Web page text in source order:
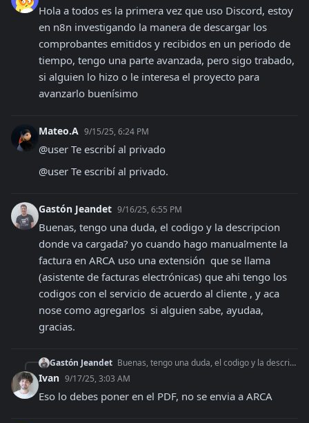
Hola a todos es la primera vez que uso Discord, estoy
en n8n investigando la manera de descargar los
comprobantes emitidos y recibidos en un periodo de
tiempo, tengo una parte avanzada, pero sigo trabado,
si alguien lo hizo o le interesa el proyecto para
avanzarlo buenísimo
Mateo.A 9/15/25, 6:24 PM
@user Te escribí al privado
@user Te escribí al privado.
Gastón Jeandet 9/16/25, 6:55 PM
Buenas, tengo una duda, el codigo y la descripcion
donde va cargada? yo cuando hago manualmente la
factura en ARCA uso una extensión  que se llama
(asistente de facturas electrónicas) que ahi tengo los
codigos con el servicio de acuerdo al cliente , y aca
nose como agregarlos  si alguien sabe, ayudaa,
gracias.
Gastón Jeandet Buenas, tengo una duda, el codigo y la descripcion donde va cargada? yo cuando hago manualmente la factura en ARCA uso una extensión que se llama (asistente de
Ivan 9/17/25, 3:03 AM
Eso lo debes poner en el PDF, no se envia a ARCA